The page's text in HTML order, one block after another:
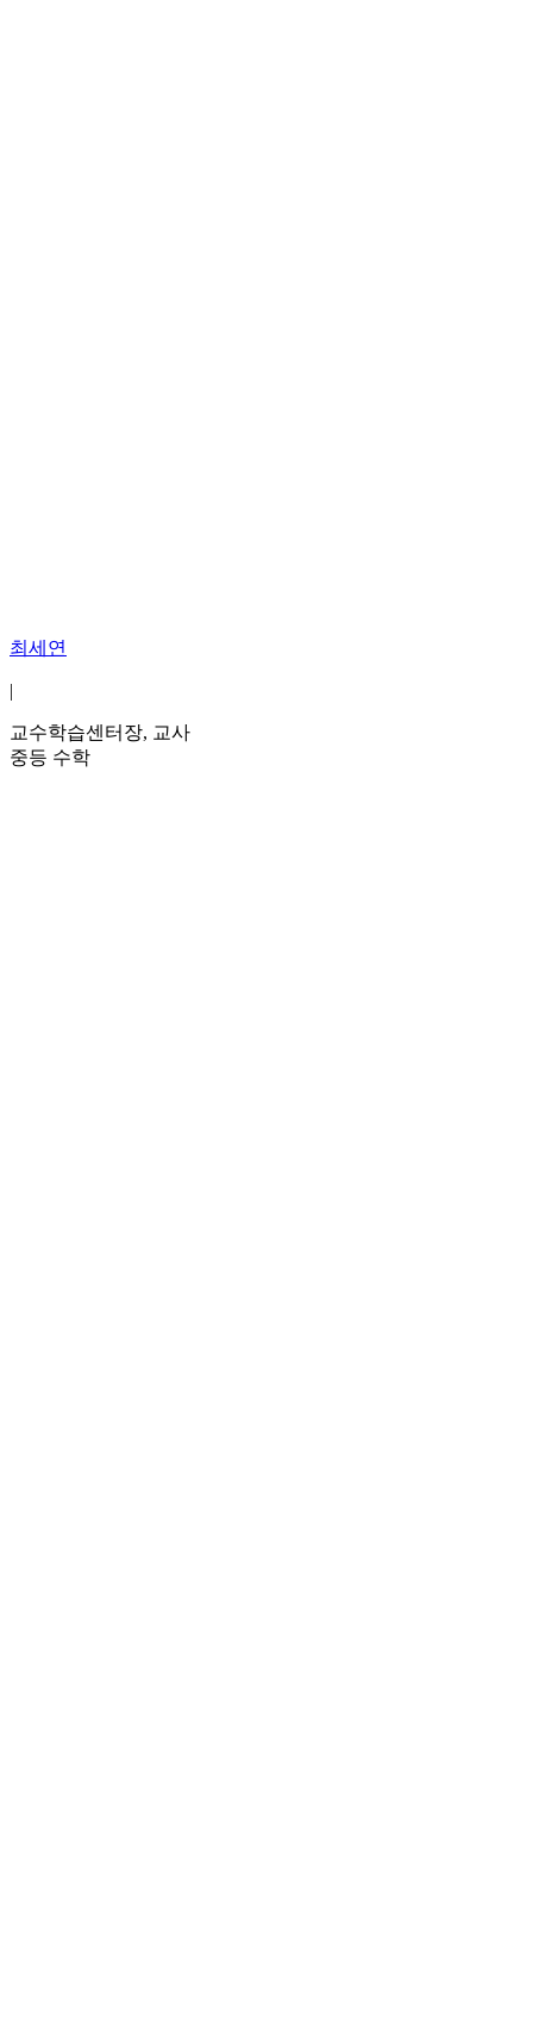
최세연
|
교수학습센터장, 교사
중등 수학